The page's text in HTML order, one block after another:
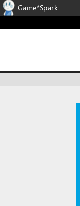
Game*Spark